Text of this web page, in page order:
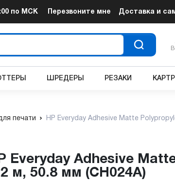
по МСК Перезвоните мне Доставка и
ШРЕДЕРЫ РЕЗАКИ
печати HP Everyday Adhesive Matte
м, 50.8 мм (CH024A)